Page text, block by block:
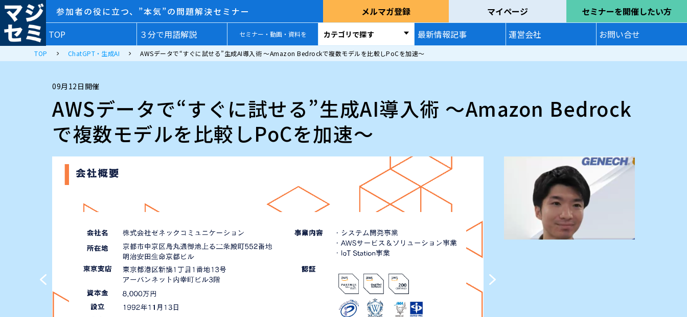
参加者の役に立つ、”本気”の問題解決セミナー メルマガ登録 マイページ
セミナーを開催したい方
TOP
３分で用語解説 セミナー・動画・資料を カテゴリで探す 最新情報記事 運営会社 お問い合せ
TOP ChatGPT・生成AI AWSデータで“すぐに試せる”生成AI導入術 〜Amazon Bedrockで複数モデルを比較しPoCを加速〜
09月12日開催
AWSデータで“すぐに試せる”生成AI導入術 〜Amazon Bedrock
で複数モデルを比較しPoCを加速〜